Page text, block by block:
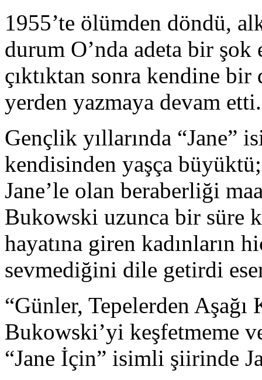
1955’te ölümden döndü,
durum O’nda adeta bir şok
çıktıktan sonra kendine bir
yerden yazmaya devam etti.
Gençlik yıllarında “Jane”
kendisinden yaşça
Jane’le olan beraberliği
Bukowski uzunca bir süre
hayatına giren kadınların
sevmediğini dile getirdi
“Günler, Tepelerden
Bukowski’yi keşfetmeme
“Jane İçin” isimli şiirinde